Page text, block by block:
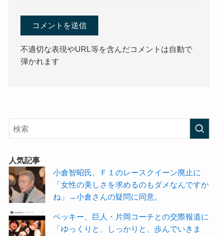
不適切な表現やURL等を含んだコメントは自動で
弾かれます
人気記事
小倉智昭氏、Ｆ１のレースクイーン廃止に
「女性の美しさを求めるのもダメなんですか
ね」→小倉さんの疑問に同意。
ベッキー、巨人・片岡コーチとの交際報道に
「ゆっくりと、しっかりと、歩んでいきま